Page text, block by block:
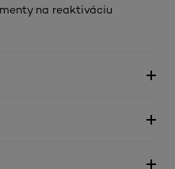
na reaktiváciu